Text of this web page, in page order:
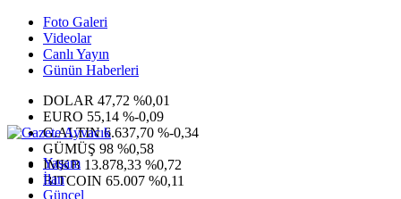
Foto Galeri
Videolar
Canlı Yayın
Günün Haberleri
DOLAR 47,72 %0,01
EURO 55,14 %-0,09
G.ALTIN6.637,70 %-0,34
GÜMÜŞ 98 %0,58
IMKB 13.878,33 %0,72
BITCOIN 65.007 %0,11
Yaşam
İlan
Güncel